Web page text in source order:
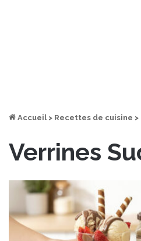
Accueil > Recettes de cuisine >
Verrines